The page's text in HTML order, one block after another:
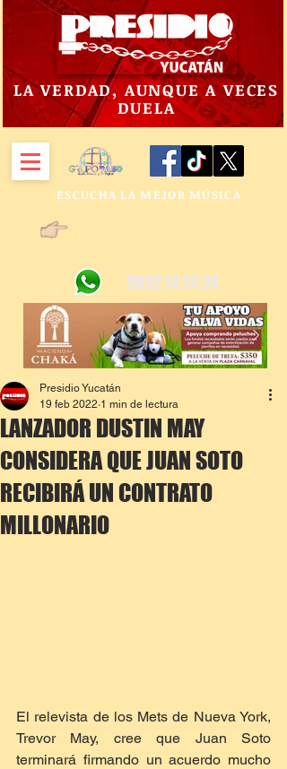
LA VERDAD, AUNQUE A VECES
DUELA
ESCUCHA LA MEJOR MÚSICA
9992 14 24 24
LANZADOR DUSTIN MAY
CONSIDERA QUE JUAN SOTO
RECIBIRÁ UN CONTRATO
MILLONARIO
Presidio Yucatán
19 feb 2022 1 min de lectura
El relevista de los Mets de Nueva York,
Trevor May, cree que Juan Soto
terminará firmando un acuerdo mucho